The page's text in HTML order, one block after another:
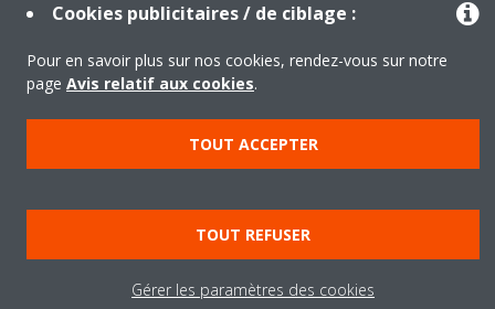
Solutions
À propos de Daikin
Legal notice
Cookie notice Data privacy Corporate ethics
Cookies publicitaires / de ciblage :
Pour en savoir plus sur nos cookies, rendez-vous sur notre
page Avis relatif aux cookies.
TOUT ACCEPTER
TOUT REFUSER
Gérer les paramètres des cookies